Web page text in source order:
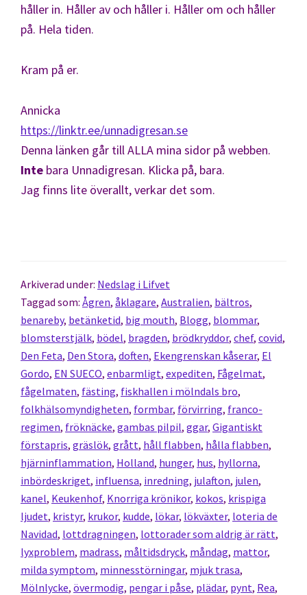
håller in. Håller av och håller i. Håller om och håller
på. Hela tiden.
Kram på er.
Annicka
https://linktr.ee/unnadigresan.se
Denna länken går till ALLA mina sidor på webben.
Inte bara Unnadigresan. Klicka på, bara.
Jag finns lite överallt, verkar det som.
Arkiverad under: Nedslag i Lifvet
Taggad som: Ågren, åklagare, Australien, bältros,
benareby, betänketid, big mouth, Blogg, blommar,
blomsterstjälk, bödel, bragden, brödkryddor, chef, covid,
Den Feta, Den Stora, doften, Ekengrenskan kåserar, El
Gordo, EN SUECO, enbarmligt, expediten, Fågelmat,
fågelmaten, fästing, fiskhallen i mölndals bro,
folkhälsomyndigheten, formbar, förvirring, franco-
regimen, fröknäcke, gambas pilpil, ggar, Gigantiskt
förstapris, gräslök, grått, håll flabben, hålla flabben,
hjärninflammation, Holland, hunger, hus, hyllorna,
inbördeskriget, influensa, inredning, julafton, julen,
kanel, Keukenhof, Knorriga krönikor, kokos, krispiga
ljudet, kristyr, krukor, kudde, lökar, lökväxter, loteria de
Navidad, lottdragningen, lottorader som aldrig är rätt,
lyxproblem, madrass, måltidsdryck, måndag, mattor,
milda symptom, minnesstörningar, mjuk trasa,
Mölnlycke, övermodig, pengar i påse, plädar, pynt, Rea,